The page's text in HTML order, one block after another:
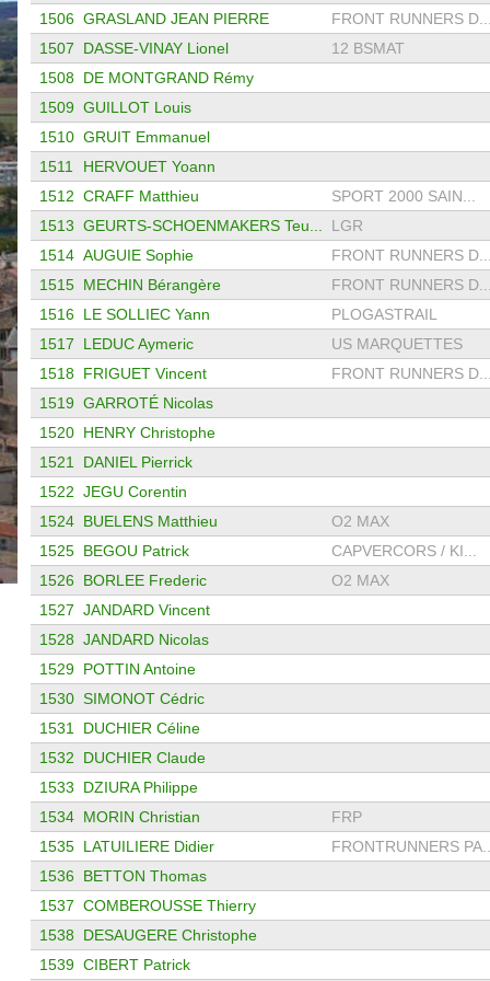
1506 GRASLAND JEAN PIERRE
FRONT RUNNERS
1507
DASSE-VINAY Lionel
12 BSMAT
1508 DE MONTGRAND Rémy
1509 GUILLOT Louis
1510 GRUIT Emmanuel
1511
HERVOUET Yoann
1512 CRAFF Matthieu
SPORT 2000 SAIN...
1513 GEURTS-SCHOENMAKERS Teu...
LGR
1514 AUGUIE Sophie
FRONT RUNNERS
1515 MECHIN Bérangère
FRONT RUNNERS
1516 LE SOLLIEC Yann
PLOGASTRAIL
1517
LEDUC Aymeric
US MARQUETTES
1518 FRIGUET Vincent
FRONT RUNNERS
1519 GARROTÉ Nicolas
1520 HENRY Christophe
1521
DANIEL Pierrick
1522 JEGU Corentin
1524 BUELENS Matthieu
O2 MAX
1525 BEGOU Patrick
CAPVERCORS / KI...
1526
BORLEE Frederic
O2 MAX
1527 JANDARD Vincent
1528 JANDARD Nicolas
1529 POTTIN Antoine
1530 SIMONOT Cédric
1531
DUCHIER Céline
1532
DUCHIER Claude
1533
DZIURA Philippe
1534 MORIN Christian
FRP
1535 LATUILIERE Didier
FRONTRUNNERS
1536
BETTON Thomas
1537 COMBEROUSSE Thierry
1538
DESAUGERE Christophe
1539 CIBERT Patrick